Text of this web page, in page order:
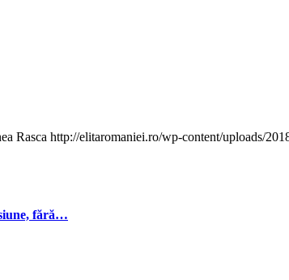
Rasca http://elitaromaniei.ro/wp-content/uploads/
fără…